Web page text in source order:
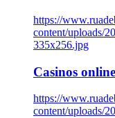
https://
content/uploads/
335x256.jpg
Casinos
https://
content/uploads/